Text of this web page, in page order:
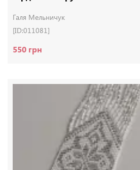
Галя Мельничук
[ID:011081]
550 грн